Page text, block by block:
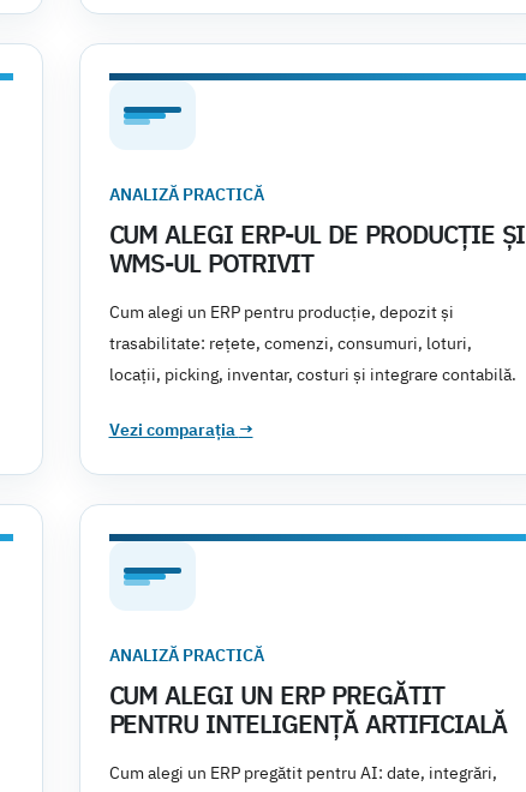
ANALIZĂ PRACTICĂ
CUM ALEGI ERP-UL DE PRODUCȚIE ȘI
WMS-UL POTRIVIT
Cum alegi un ERP pentru producție, depozit și
trasabilitate: rețete, comenzi, consumuri, loturi,
locații, picking, inventar, costuri și integrare contabilă.
Vezi comparația →
ANALIZĂ PRACTICĂ
CUM ALEGI UN ERP PREGĂTIT
PENTRU INTELIGENȚĂ ARTIFICIALĂ
Cum alegi un ERP pregătit pentru AI: date, integrări,